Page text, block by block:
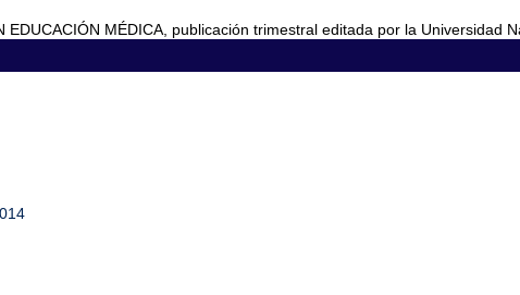
EDUCACIÓN MÉDICA, publicación trimestral editada por la Universidad